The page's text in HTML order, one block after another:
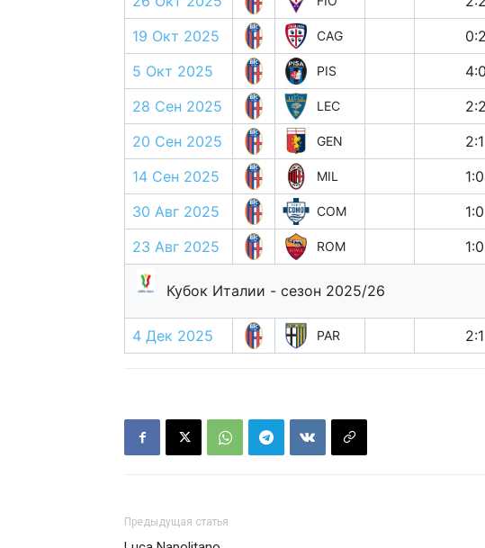
19 Окт 2025
CAG 0:2
5 Окт 2025
PIS
4:0
28 Сен 2025
LEC 2:2
20 Сен 2025
GEN 2:1
14 Сен 2025
MIL 1:0
30 Авг 2025
COM 1:0
23 Авг 2025
ROM 1:0
Кубок Италии - сезон 2025/26
4 Дек 2025 PAR 2:1
Предыдущая статья